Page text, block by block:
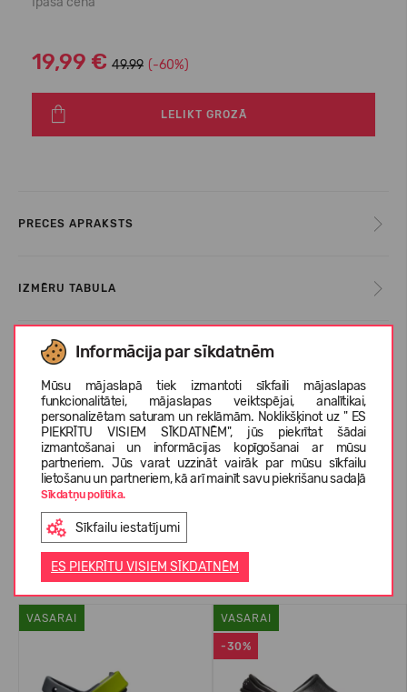
Informācija par sīkdatnēm
Mūsu mājaslapā tiek izmantoti sīkfaili mājaslapas
funkcionalitātei, mājaslapas veiktspējai, analītikai,
personalizētam saturam un reklāmām. Noklikšķinot uz " ES
PIEKRĪTU VISIEM SĪKDATNĒM", jūs piekrītat šādai
izmantošanai un informācijas kopīgošanai ar mūsu
partneriem. Jūs varat uzzināt vairāk par mūsu sīkfailu
lietošanu un partneriem, kā arī mainīt savu piekrišanu sadaļā
Sīkdatņu politika.
Sīkfailu iestatījumi
ES PIEKRĪTU VISIEM SĪKDATNĒM
19,99 € 49.99 (-60%)
LELIKT GROZĀ
PRECES APRAKSTS
IZMĒRU TABULA
KOPŠANAS INSTRUKCIJAS
PAR CROCS™
KLIENTU ATSAUKSMES (0)
Līdzīgas preces
VASARAI
-30%
VASARAI